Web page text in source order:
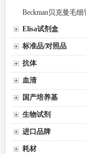
Beckman贝克曼毛细
Elisa试剂盒
标准品/对照品
抗体
血清
国产培养基
生物试剂
进口品牌
耗材